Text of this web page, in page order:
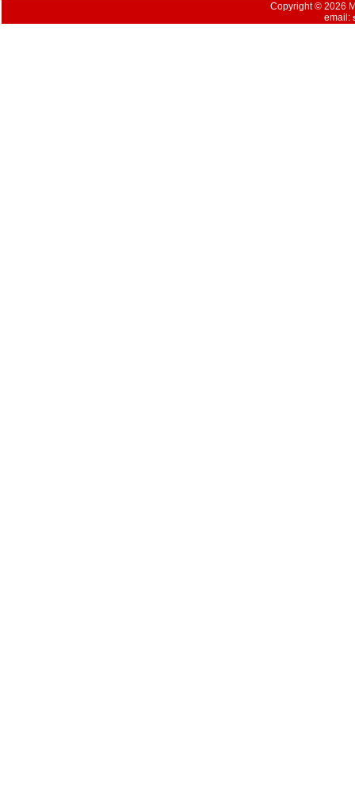
Copyright © 2026
email: